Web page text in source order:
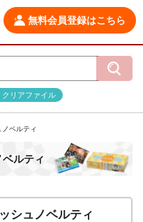
無料会員登録はこちら
クリアファイル
ベルティ
ルティ
シュノベルティ